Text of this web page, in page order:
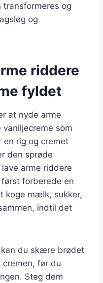
transformeres og
og
riddere
fyldet
at nyde arme
som
en rig og cremet
den sprøde
arme riddere
forberede en
koge mælk, sukker,
indtil det
kan du skære brødet
før du
Steg dem